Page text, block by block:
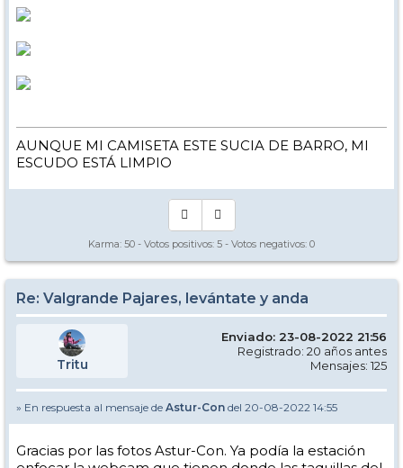
AUNQUE MI CAMISETA ESTE SUCIA DE BARRO, MI
ESCUDO ESTÁ LIMPIO
Karma: 50 - Votos positivos: 5 - Votos negativos: 0
Re: Valgrande Pajares, levántate y anda
Tritu
Enviado: 23-08-2022 21:56
Registrado: 20 años antes
Mensajes: 125
» En respuesta al mensaje de Astur-Con del 20-08-2022 14:55
Gracias por las fotos Astur-Con. Ya podía la estación